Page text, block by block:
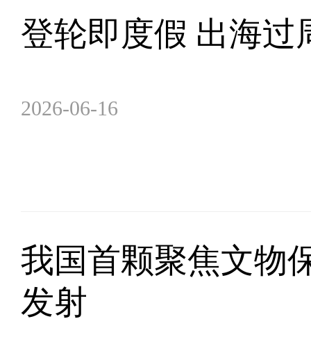
登轮即度假 出海过
2026-06-16
我国首颗聚焦文物
发射